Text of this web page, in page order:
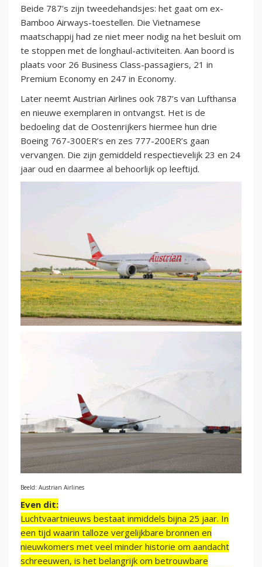
Beide 787's zijn tweedehandsjes: het gaat om ex-
Bamboo Airways-toestellen. Die Vietnamese
maatschappij had ze niet meer nodig na het besluit om
te stoppen met de longhaul-activiteiten. Aan boord is
plaats voor 26 Business Class-passagiers, 21 in
Premium Economy en 247 in Economy.
Later neemt Austrian Airlines ook 787’s van Lufthansa
en nieuwe exemplaren in ontvangst. Het is de
bedoeling dat de Oostenrijkers hiermee hun drie
Boeing 767-300ER’s en zes 777-200ER’s gaan
vervangen. Die zijn gemiddeld respectievelijk 23 en 24
jaar oud en daarmee al behoorlijk op leeftijd.
Beeld: Austrian Airlines
Even dit:
Luchtvaartnieuws bestaat inmiddels bijna 25 jaar. In
een tijd waarin talloze vergelijkbare bronnen en
nieuwkomers met veel minder historie om aandacht
schreeuwen, is het belangrijk om betrouwbare